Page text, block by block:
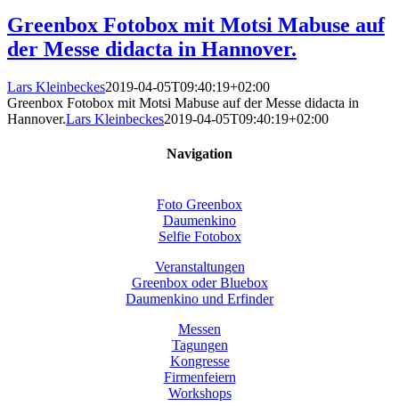
Greenbox Fotobox mit Motsi Mabuse auf
der Messe didacta in Hannover.
Lars Kleinbeckes2019-04-05T09:40:19+02:00
Greenbox Fotobox mit Motsi Mabuse auf der Messe didacta in
Hannover.Lars Kleinbeckes2019-04-05T09:40:19+02:00
Navigation
Foto Greenbox
Daumenkino
Selfie Fotobox
Veranstaltungen
Greenbox oder Bluebox
Daumenkino und Erfinder
Messen
Tagungen
Kongresse
Firmenfeiern
Workshops